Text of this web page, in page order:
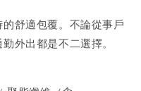
舒適包覆。不論從事戶
外出都是不二選擇。